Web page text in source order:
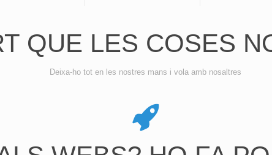
QUE LES COSES
Deixa-ho tot en les nostres mans i vola amb nosaltres